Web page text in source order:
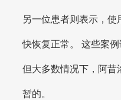
另一位患者则表示，
快恢复正常。 这些案
但大多数情况下，阿昔
暂的。